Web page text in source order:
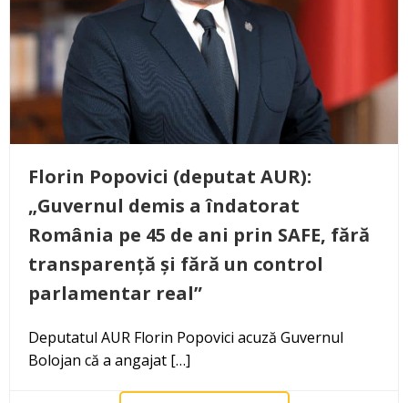
Florin Popovici (deputat AUR):
„Guvernul demis a îndatorat
România pe 45 de ani prin SAFE, fără
transparență și fără un control
parlamentar real”
Deputatul AUR Florin Popovici acuză Guvernul
Bolojan că a angajat […]